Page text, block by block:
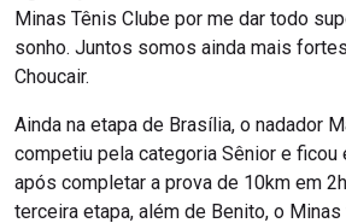
Minas Tênis Clube por me dar todo
sonho. Juntos somos ainda mais
Choucair.
Ainda na etapa de Brasília, o nadador
competiu pela categoria Sênior e ficou
após completar a prova de 10km em
terceira etapa, além de Benito, o